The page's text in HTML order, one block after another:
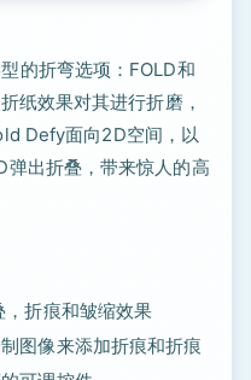
的折弯选项：FOLD和
纸效果对其进行折磨，
Defy面向2D空间，以
出折叠，带来惊人的高
折痕和皱缩效果
图像来添加折痕和折痕